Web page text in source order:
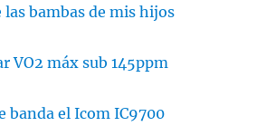
las bambas de mis hijos
VO2 máx sub 145ppm
banda el Icom IC9700